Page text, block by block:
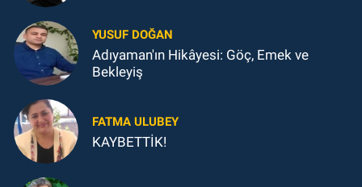
YUSUF DOĞAN
Adıyaman'ın Hikâyesi: Göç, Emek ve
Bekleyiş
FATMA ULUBEY
KAYBETTİK!